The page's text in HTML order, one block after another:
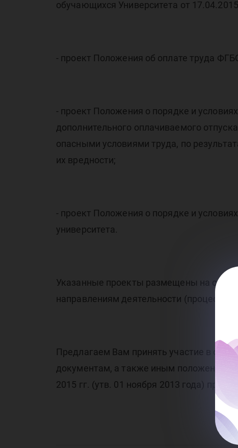
обучающихся Университета от
- проект Положения об оплате труда
- проект Положения о порядке и
дополнительного оплачиваемого
опасными условиями труда, по
их вредности;
- проект Положения о порядке и
университета.
Указанные проекты размещены на
направлениям деятельности
Предлагаем Вам принять участие в
документам, а также иным положениям
2015 гг. (утв. 01 ноября 2013 года)